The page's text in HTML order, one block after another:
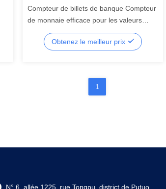
Compteur de billets de banque Compteur
de monnaie efficace pour les valeurs
Obtenez le meilleur prix
1
N° 6, allée 1225, rue Tongpu, district de Putuo,